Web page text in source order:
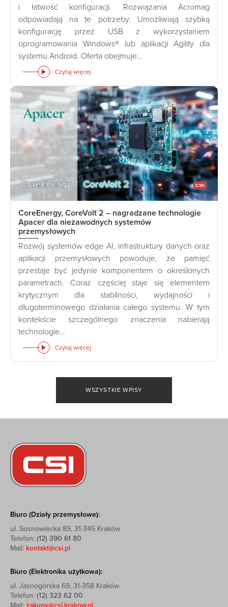
i łatwość konfiguracji. Rozwiązania Acromag
odpowiadają na te potrzeby. Umożliwiają szybką
konfigurację przez USB z wykorzystaniem
oprogramowania Windows® lub aplikacji Agility dla
systemu Android. Oferta obejmuje…
Czytaj więcej
CoreEnergy, CoreVolt 2 – nagradzane technologie
Apacer dla niezawodnych systemów
przemysłowych
Rozwój systemów edge AI, infrastruktury danych oraz
aplikacji przemysłowych powoduje, że pamięć
przestaje być jedynie komponentem o określonych
parametrach. Coraz częściej staje się elementem
krytycznym dla stabilności, wydajności i
długoterminowego działania całego systemu. W tym
kontekście szczególnego znaczenia nabierają
technologie…
Czytaj więcej
WSZYSTKIE WPISY
Biuro (Działy przemysłowe):
ul. Sosnowiecka 89, 31-345 Kraków
Telefon: (12) 390 61 80
Mail: kontakt@csi.pl
Biuro (Elektronika użytkowa):
ul. Jasnogórska 69, 31-358 Kraków
Telefon: (12) 323 62 00